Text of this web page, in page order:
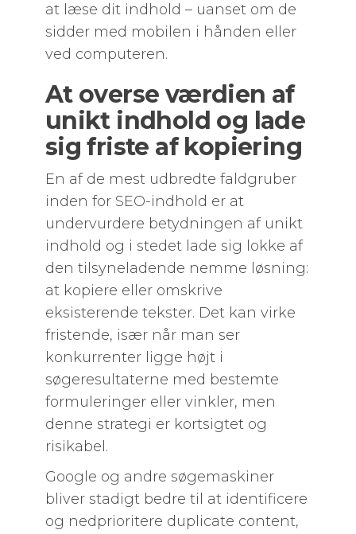
at læse dit indhold – uanset om de
sidder med mobilen i hånden eller
ved computeren.
At overse værdien af
unikt indhold og lade
sig friste af kopiering
En af de mest udbredte faldgruber
inden for SEO-indhold er at
undervurdere betydningen af unikt
indhold og i stedet lade sig lokke af
den tilsyneladende nemme løsning:
at kopiere eller omskrive
eksisterende tekster. Det kan virke
fristende, især når man ser
konkurrenter ligge højt i
søgeresultaterne med bestemte
formuleringer eller vinkler, men
denne strategi er kortsigtet og
risikabel.
Google og andre søgemaskiner
bliver stadigt bedre til at identificere
og nedprioritere duplicate content,